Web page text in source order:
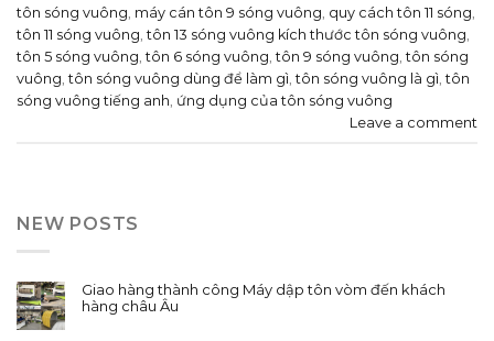
tôn sóng vuông máy cán tôn 9 sóng vuông quy cách tôn 11 sóng
tôn 11 sóng vuông ,tôn 13 sóng vuông kích thước tôn sóng vuông
tôn 5 sóng vuông ,tôn 6 sóng vuông ,tôn 9 sóng vuông ,tôn sóng
vuông ,tôn sóng vuông dùng để làm gì ,tôn sóng vuông là gì ,tôn
sóng vuông tiếng anh ứng dụng của tôn sóng vuông
Leave a comment
NEW POSTS
Giao hàng thành công Máy dập tôn vòm đến khách
hàng châu Âu